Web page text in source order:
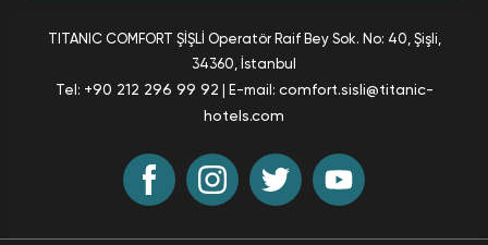
TITANIC COMFORT ŞİŞLİ Operatör Raif Bey Sok. No: 40, Şişli,
34360, İstanbul
Tel: +90 212 296 99 92 | E-mail: comfort.sisli@titanic-
hotels.com